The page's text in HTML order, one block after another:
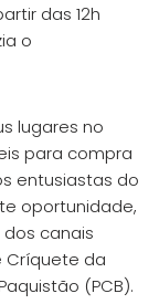
das 12h
o
lugares no
para compra
entusiastas do
oportunidade,
canais
Críquete da
(PCB).